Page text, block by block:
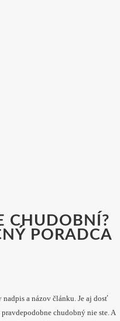
CHUDOBNÍ?
PORADCA
a názov článku. Je aj dosť
chudobný nie ste. A